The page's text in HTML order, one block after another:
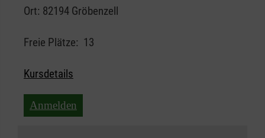
Ort: 82194 Gröbenzell
Freie Plätze: 13
Kursdetails
Anmelden